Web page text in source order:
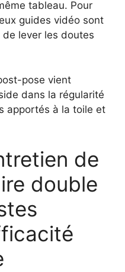
tableau. Pour
guides vidéo sont
lever les doutes
pose vient
dans la régularité
apportés à la toile et
de
double